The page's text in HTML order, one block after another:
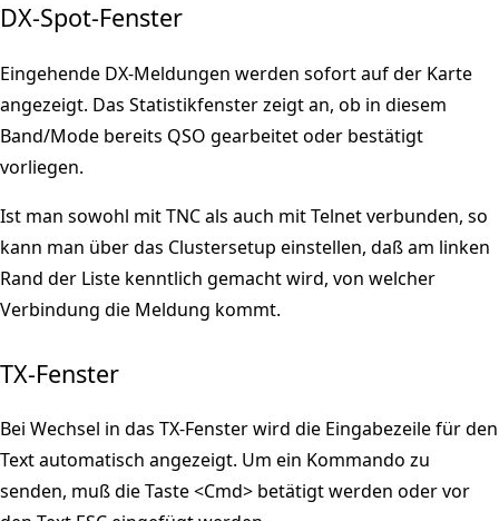
DX-Spot-Fenster
Eingehende DX-Meldungen werden sofort auf der Karte
angezeigt. Das Statistikfenster zeigt an, ob in diesem
Band/Mode bereits QSO gearbeitet oder bestätigt
vorliegen.
Ist man sowohl mit TNC als auch mit Telnet verbunden, so
kann man über das Clustersetup einstellen, daß am linken
Rand der Liste kenntlich gemacht wird, von welcher
Verbindung die Meldung kommt.
TX-Fenster
Bei Wechsel in das TX-Fenster wird die Eingabezeile für den
Text automatisch angezeigt. Um ein Kommando zu
senden, muß die Taste <Cmd> betätigt werden oder vor